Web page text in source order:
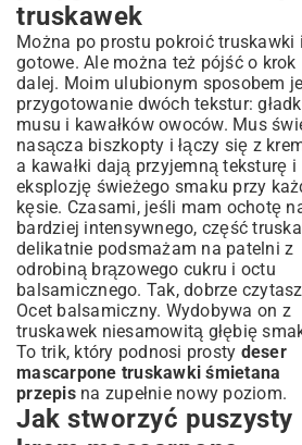
truskawek
Można po prostu pokroić truskawki i
gotowe. Ale można też pójść o krok
dalej. Moim ulubionym sposobem
przygotowanie dwóch tekstur:
musu i kawałków owoców. Mus
nasącza biszkopty i łączy się z
a kawałki dają przyjemną teksturę i
eksplozję świeżego smaku przy
kęsie. Czasami, jeśli mam ochotę
bardziej intensywnego, część
delikatnie podsmażam na patelni z
odrobiną brązowego cukru i octu
balsamicznego. Tak, dobrze
Ocet balsamiczny. Wydobywa on z
truskawek niesamowitą głębię
To trik, który podnosi prosty deser
mascarpone truskawki śmietana
przepisna zupełnie nowy poziom.
Jak stworzyć puszysty